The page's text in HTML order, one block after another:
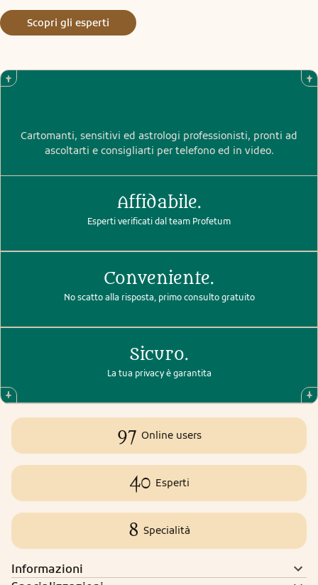
Scopri gli esperti
Cartomanti, sensitivi ed astrologi professionisti, pronti ad
ascoltarti e consigliarti per telefono ed in video.
Affidabile.
Esperti verificati dal team Profetum
Conveniente.
No scatto alla risposta, primo consulto gratuito
Sicuro.
La tua privacy è garantita
97 Online users
40 Esperti
8 Specialità
Informazioni